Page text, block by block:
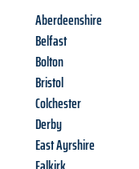
Aberdeenshire
Belfast
Bolton
Bristol
Colchester
Derby
East Ayrshire